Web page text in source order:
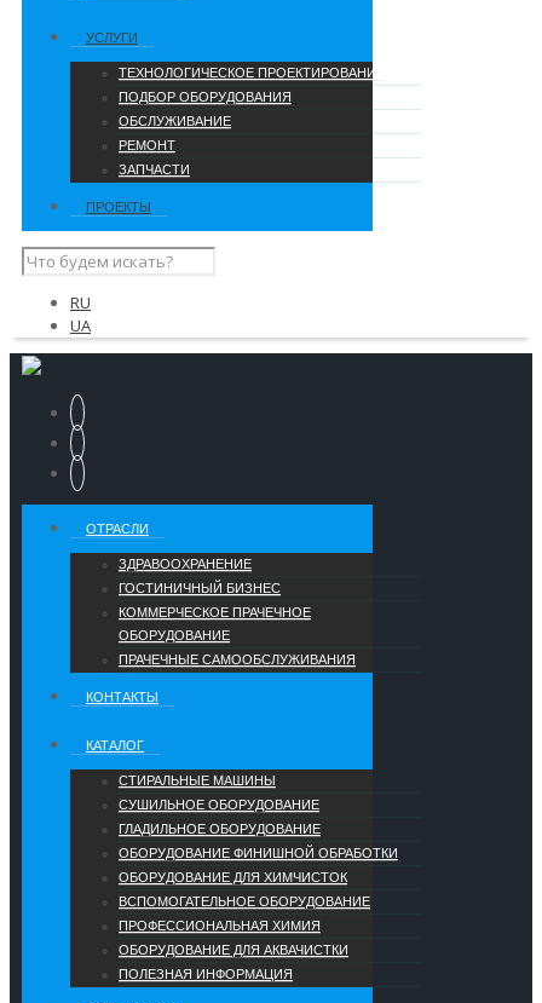
УCЛУГИ
ТЕХНОЛОГИЧЕСКОЕ ПРОЕКТИРОВАНИЕ
ПОДБОР ОБОРУДОВАНИЯ
ОБСЛУЖИВАНИЕ
РЕМОНТ
ЗАПЧАСТИ
ПРОЕКТЫ
RU
UA
ОТРАСЛИ
ЗДРАВООХРАНЕНИЕ
ГОСТИНИЧНЫЙ БИЗНЕС
КОММЕРЧЕСКОЕ ПРАЧЕЧНОЕ
ОБОРУДОВАНИЕ
ПРАЧЕЧНЫЕ САМООБСЛУЖИВАНИЯ
КОНТАКТЫ
КАТАЛОГ
СТИРАЛЬНЫЕ МАШИНЫ
СУШИЛЬНОЕ ОБОРУДОВАНИЕ
ГЛАДИЛЬНОЕ ОБОРУДОВАНИЕ
ОБОРУДОВАНИЕ ФИНИШНОЙ ОБРАБОТКИ
ОБОРУДОВАНИЕ ДЛЯ ХИМЧИСТОК
ВСПОМОГАТЕЛЬНОЕ ОБОРУДОВАНИЕ
ПРОФЕССИОНАЛЬНАЯ ХИМИЯ
ОБОРУДОВАНИЕ ДЛЯ АКВАЧИСТКИ
ПОЛЕЗНАЯ ИНФОРМАЦИЯ